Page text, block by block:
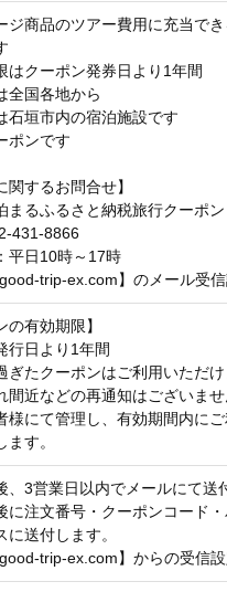
ジ商品のツアー費用に充当で
はクーポン発券日より1年間
全国各地から
石垣市内の宿泊施設です
ポンです
関するお問合せ】
まるふるさと納税旅行クーポン
431-8866
平日10時～17時
trip-ex.com】のメール受
の有効期限】
行日より1年間
たクーポンはご利用いただけ
近などの再通知はございませ
様にて管理し、有効期間内に
ます。
、3営業日以内でメールにて送
に注文番号・クーポンコード
に送付します。
trip-ex.com】からの受信